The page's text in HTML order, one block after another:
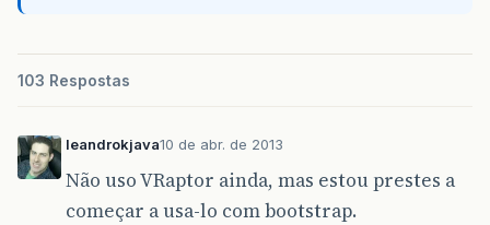
103 Respostas
leandrokjava10 de abr. de 2013
Não uso VRaptor ainda, mas estou prestes a
começar a usa-lo com bootstrap.